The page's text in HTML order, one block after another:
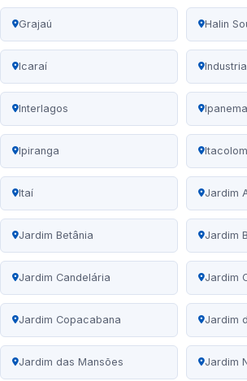
Grajaú Halin
Icaraí
Interlagos Ipanema
Ipiranga
Itaí Jardim
Jardim Betânia Jardim
Jardim Candelária Jardim
Jardim Copacabana Jardim
Jardim das Mansões Jardim